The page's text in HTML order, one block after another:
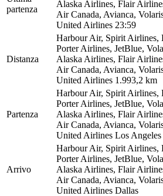
partenza
Alaska Airlines, Flair
Air Canada, Avianca,
United Airlines 23:59
Distanza
Harbour Air, Spirit Airlines,
Porter Airlines, JetBlue,
Alaska Airlines, Flair
Air Canada, Avianca,
United Airlines 1.993,2 km
Partenza
Harbour Air, Spirit Airlines,
Porter Airlines, JetBlue,
Alaska Airlines, Flair
Air Canada, Avianca,
United Airlines Los Angeles
Arrivo
Harbour Air, Spirit Airlines,
Porter Airlines, JetBlue,
Alaska Airlines, Flair
Air Canada, Avianca,
United Airlines Dallas